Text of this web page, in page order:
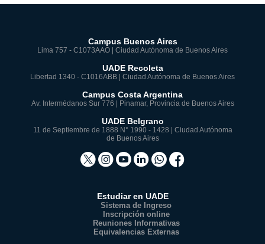
Campus Buenos Aires
Lima 757 - C1073AAO | Ciudad Autónoma de Buenos Aires
UADE Recoleta
Libertad 1340 - C1016ABB | Ciudad Autónoma de Buenos Aires
Campus Costa Argentina
Av. Intermédanos Sur 776 | Pinamar, Provincia de Buenos Aires
UADE Belgrano
11 de Septiembre de 1888 N° 1990 - 1428 | Ciudad Autónoma
de Buenos Aires
Estudiar en UADE
Sistema de Ingreso
Inscripción online
Reuniones Informativas
Equivalencias Externas